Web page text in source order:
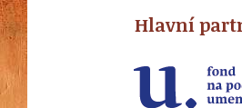
Hlavní